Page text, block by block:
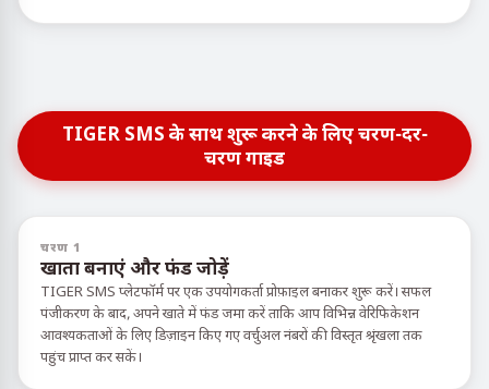
TIGER SMS के साथ शुरू करने के लिए चरण-दर-
चरण गाइड
चरण 1
खाता बनाएं और फंड जोड़ें
TIGER SMS प्लेटफॉर्म पर एक उपयोगकर्ता प्रोफ़ाइल बनाकर शुरू करें। सफल
पंजीकरण के बाद, अपने खाते में फंड जमा करें ताकि आप विभिन्न वेरिफिकेशन
आवश्यकताओं के लिए डिज़ाइन किए गए वर्चुअल नंबरों की विस्तृत श्रृंखला तक
पहुंच प्राप्त कर सकें।